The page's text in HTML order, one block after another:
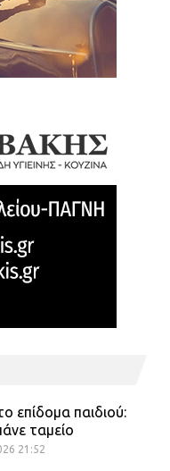
επίδομα παιδιού:
ταμείο
21:52